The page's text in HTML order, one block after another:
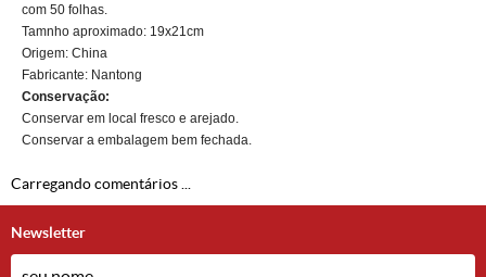
com 50 folhas.
Tamnho aproximado: 19x21cm
Origem: China
Fabricante: Nantong
Conservação:
Conservar em local fresco e arejado.
Conservar a embalagem bem fechada.
Carregando comentários ...
Newsletter